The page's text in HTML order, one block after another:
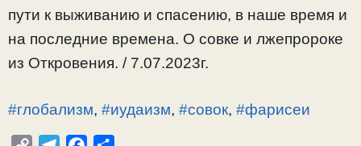
пути к выживанию и спасению, в наше время и
на последние времена. О совке и лжепророке
из Откровения. / 7.07.2023г.
#глобализм, #иудаизм, #совок, #фарисеи